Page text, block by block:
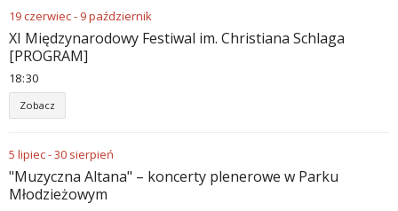
19czerwiec- 9październik
XI Międzynarodowy Festiwal im. Christiana Schlaga
[PROGRAM]
18:30
Zobacz
5 lipiec-30 sierpień
"Muzyczna Altana" – koncerty plenerowe w Parku
Młodzieżowym